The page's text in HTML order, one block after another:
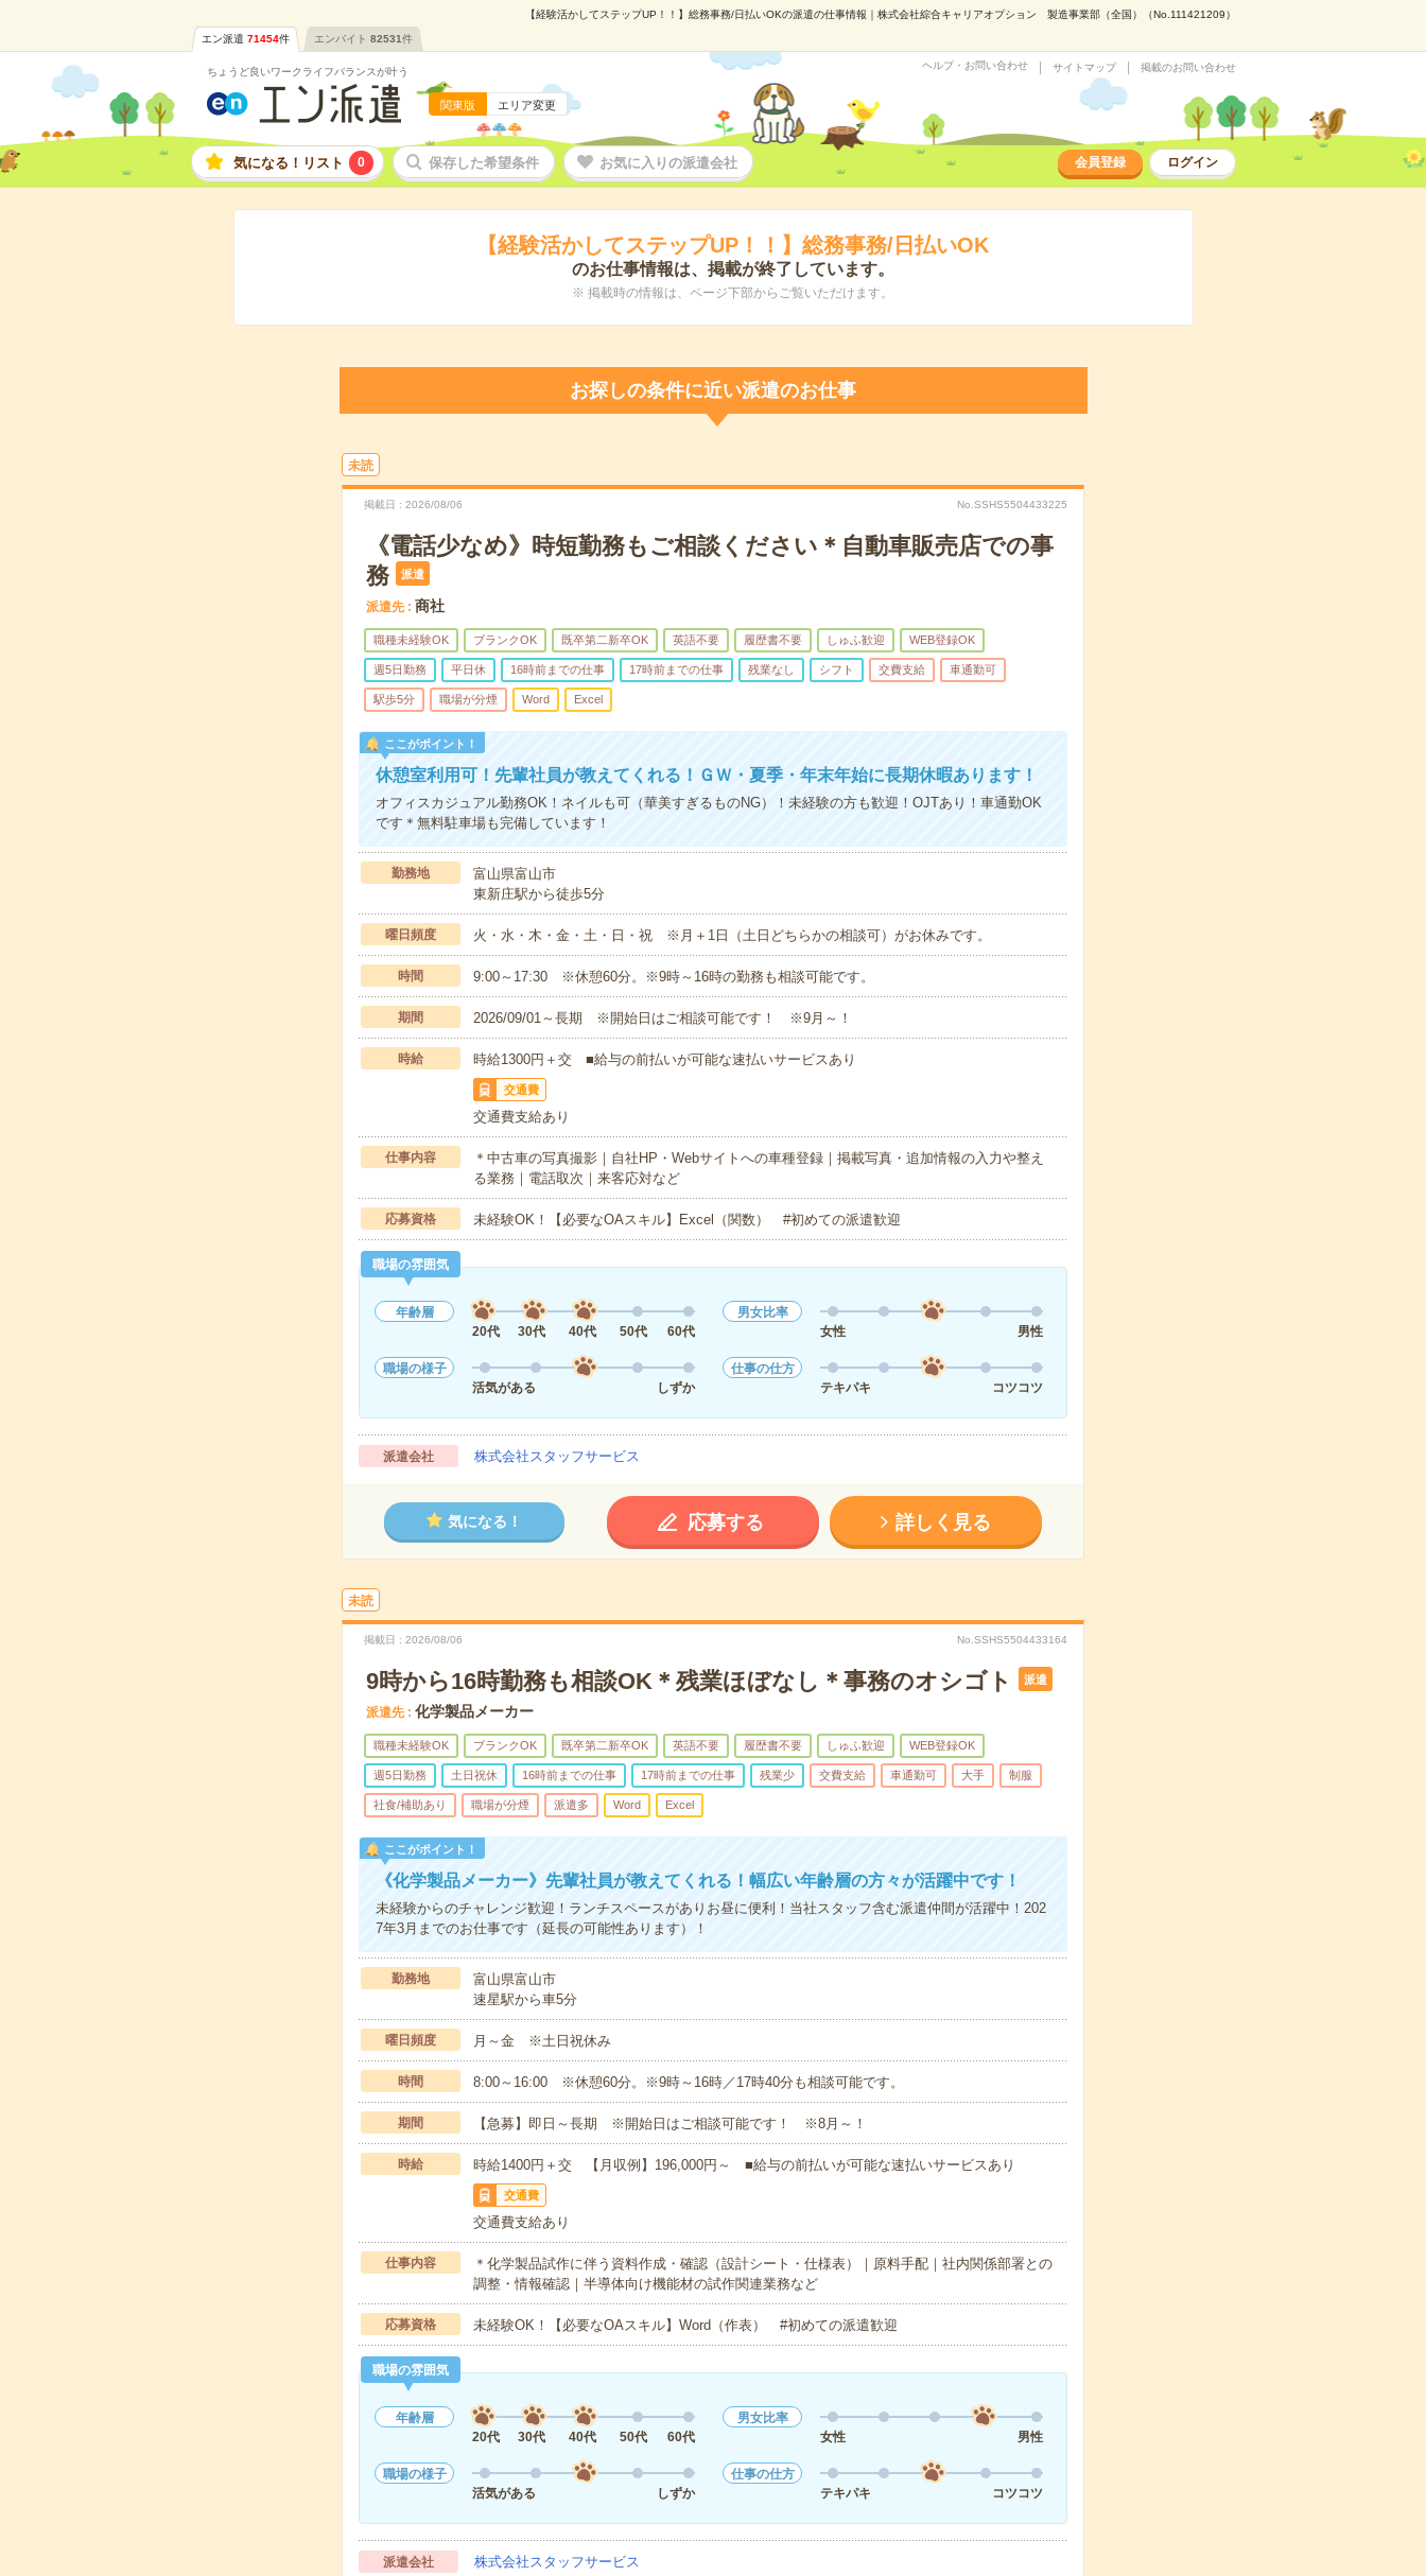
【経験活かしてステップUP！！】総務事務/日払いOKの派遣の仕事情報｜株式会社綜合キャリアオプション 製造事業部（全国）（No.111421209）
エン派遣 71454件 エンバイト 82531件
ちょうど良いワークライフバランスが叶う
関東版 エリア変更
ヘルプ・お問い合わせ サイトマップ 掲載のお問い合わせ
気になる！リスト 0 保存した希望条件 お気に入りの派遣会社 会員登録 ログイン
【経験活かしてステップUP！！】総務事務/日払いOK
のお仕事情報は、掲載が終了しています。
※ 掲載時の情報は、ページ下部からご覧いただけます。
お探しの条件に近い派遣のお仕事
未読
掲載日 2026/08/06 No.SSHS5504433225
《電話少なめ》時短勤務もご相談ください＊自動車販売店での事
務
派遣
派遣先 商社
職種未経験OK ブランクOK 既卒第二新卒OK 英語不要 履歴書不要 しゅふ歓迎 WEB登録OK
週5日勤務 平日休 16時前までの仕事 17時前までの仕事 残業なし シフト 交費支給 車通勤可
駅歩5分 職場が分煙 Word Excel
ここがポイント！
休憩室利用可！先輩社員が教えてくれる！ＧＷ・夏季・年末年始に長期休暇あります！
オフィスカジュアル勤務OK！ネイルも可（華美すぎるものNG）！未経験の方も歓迎！OJTあり！車通勤OK
です＊無料駐車場も完備しています！
勤務地
富山県富山市
東新庄駅から徒歩5分
曜日頻度 火・水・木・金・土・日・祝 ※月＋1日（土日どちらかの相談可）がお休みです。
時間 9:00～17:30 ※休憩60分。※9時～16時の勤務も相談可能です。
期間 2026/09/01～長期 ※開始日はご相談可能です！ ※9月～！
時給 時給1300円＋交 ■給与の前払いが可能な速払いサービスあり
交通費
交通費支給あり
仕事内容
＊中古車の写真撮影｜自社HP・Webサイトへの車種登録｜掲載写真・追加情報の入力や整え
る業務｜電話取次｜来客応対など
応募資格 未経験OK！【必要なOAスキル】Excel（関数） #初めての派遣歓迎
職場の雰囲気
年齢層
20代
30代 40代 50代 60代
男女比率
女性
男性
職場の様子
活気がある
しずか
仕事の仕方
テキパキ
コツコツ
派遣会社 株式会社スタッフサービス
気になる！ 応募する 詳しく見る
未読
掲載日 2026/08/06 No.SSHS5504433164
9時から16時勤務も相談OK＊残業ほぼなし＊事務のオシゴト 派遣
派遣先 化学製品メーカー
職種未経験OK ブランクOK 既卒第二新卒OK 英語不要 履歴書不要 しゅふ歓迎 WEB登録OK
週5日勤務 土日祝休 16時前までの仕事 17時前までの仕事 残業少 交費支給 車通勤可 大手 制服
社食/補助あり 職場が分煙 派遣多 Word Excel
ここがポイント！
《化学製品メーカー》先輩社員が教えてくれる！幅広い年齢層の方々が活躍中です！
未経験からのチャレンジ歓迎！ランチスペースがありお昼に便利！当社スタッフ含む派遣仲間が活躍中！202
7年3月までのお仕事です（延長の可能性あります）！
勤務地
富山県富山市
速星駅から車5分
曜日頻度 月～金 ※土日祝休み
時間 8:00～16:00 ※休憩60分。※9時～16時／17時40分も相談可能です。
期間 【急募】即日～長期 ※開始日はご相談可能です！ ※8月～！
時給 時給1400円＋交 【月収例】196,000円～ ■給与の前払いが可能な速払いサービスあり
交通費
交通費支給あり
仕事内容
＊化学製品試作に伴う資料作成・確認（設計シート・仕様表）｜原料手配｜社内関係部署との
調整・情報確認｜半導体向け機能材の試作関連業務など
応募資格 未経験OK！【必要なOAスキル】Word（作表） #初めての派遣歓迎
職場の雰囲気
年齢層
20代
30代 40代 50代 60代
男女比率
女性
男性
職場の様子
活気がある
しずか
仕事の仕方
テキパキ
コツコツ
派遣会社 株式会社スタッフサービス